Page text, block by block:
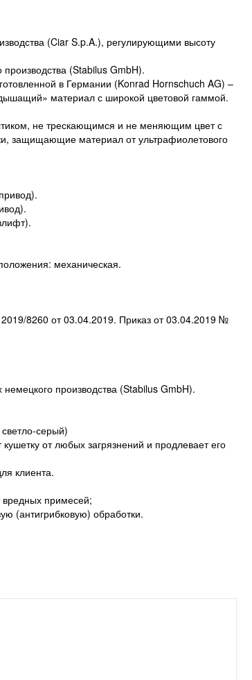
(Ciar S.p.A.), регулирующими высоту
(Stabilus GmbH).
в Германии (Konrad Hornschuch AG) –
материал с широкой цветовой гаммой.
не трескающимся и не меняющим цвет с
защищающие материал от ультрафиолетового
механическая.
8260 от 03.04.2019. Приказ от 03.04.2019 №
производства (Stabilus GmbH).
серый)
от любых загрязнений и продлевает его
клиента.
вредных примесей;
(антигрибковую) обработки.